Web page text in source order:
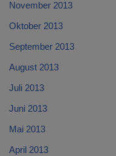
November 2013
Oktober 2013
September 2013
August 2013
Juli 2013
Juni 2013
Mai 2013
April 2013